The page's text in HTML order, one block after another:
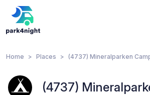
Home Places (4737) Mineralparken
(4737)